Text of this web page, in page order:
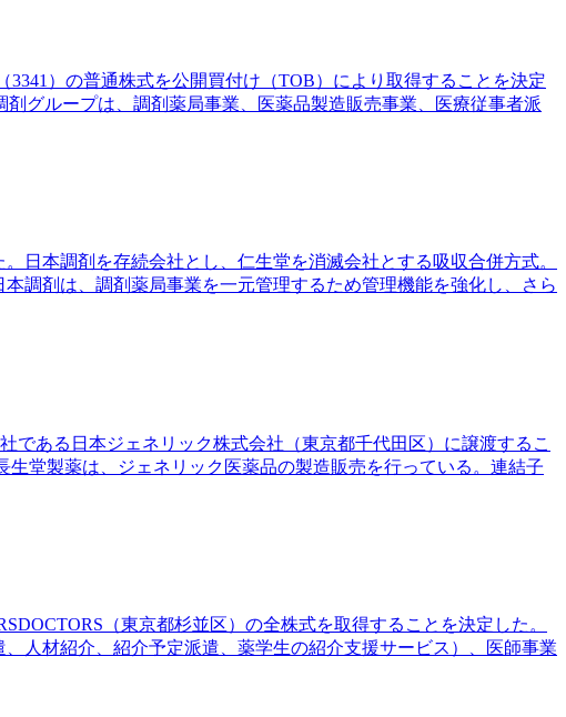
）の普通株式を公開買付け（TOB）により取得することを決定
グループは、調剤薬局事業、医薬品製造販売事業、医療従事者派
日本調剤を存続会社とし、仁生堂を消滅会社とする吸収合併方式。
調剤は、調剤薬局事業を一元管理するため管理機能を強化し、さら
である日本ジェネリック株式会社（東京都千代田区）に譲渡するこ
堂製薬は、ジェネリック医薬品の製造販売を行っている。連結子
（東京都杉並区）の全株式を取得することを決定した。
人材紹介、紹介予定派遣、薬学生の紹介支援サービス）、医師事業